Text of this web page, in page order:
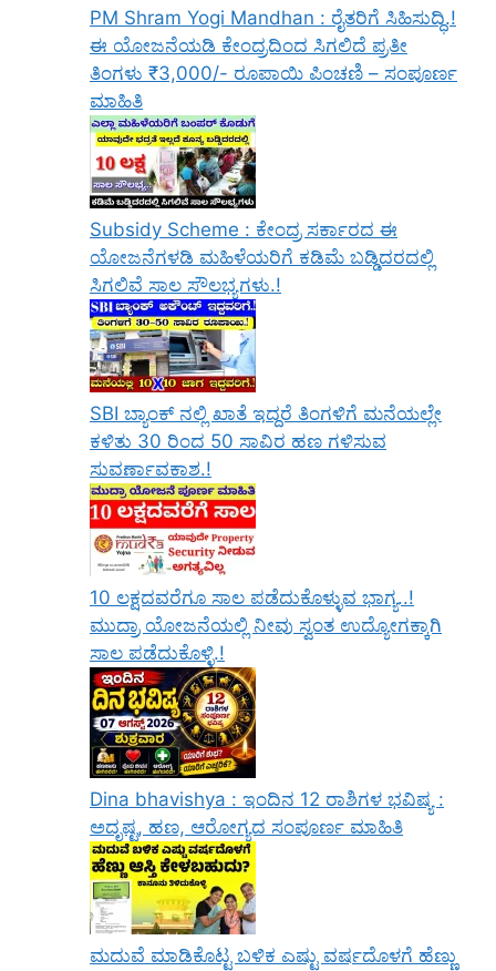
PM Shram Yogi Mandhan : ರೈತರಿಗೆ ಸಿಹಿಸುದ್ಧಿ.!
ಈ ಯೋಜನೆಯಡಿ ಕೇಂದ್ರದಿಂದ ಸಿಗಲಿದೆ ಪ್ರತೀ
ತಿಂಗಳು ₹3,000/- ರೂಪಾಯಿ ಪಿಂಚಣಿ – ಸಂಪೂರ್ಣ
ಮಾಹಿತಿ
Subsidy Scheme : ಕೇಂದ್ರ ಸರ್ಕಾರದ ಈ
ಯೋಜನೆಗಳಡಿ ಮಹಿಳೆಯರಿಗೆ ಕಡಿಮೆ ಬಡ್ಡಿದರದಲ್ಲಿ
ಸಿಗಲಿವೆ ಸಾಲ ಸೌಲಭ್ಯಗಳು.!
SBI ಬ್ಯಾಂಕ್ ನಲ್ಲಿ ಖಾತೆ ಇದ್ದರೆ ತಿಂಗಳಿಗೆ ಮನೆಯಲ್ಲೇ
ಕಳಿತು 30 ರಿಂದ 50 ಸಾವಿರ ಹಣ ಗಳಿಸುವ
ಸುವರ್ಣಾವಕಾಶ.!
10 ಲಕ್ಷದವರೆಗೂ ಸಾಲ ಪಡೆದುಕೊಳ್ಳುವ ಭಾಗ್ಯ..!
ಮುದ್ರಾ ಯೋಜನೆಯಲ್ಲಿ ನೀವು ಸ್ವಂತ ಉದ್ಯೋಗಕ್ಕಾಗಿ
ಸಾಲ ಪಡೆದುಕೊಳ್ಳಿ.!
Dina bhavishya : ಇಂದಿನ 12 ರಾಶಿಗಳ ಭವಿಷ್ಯ :
ಅದೃಷ್ಟ, ಹಣ, ಆರೋಗ್ಯದ ಸಂಪೂರ್ಣ ಮಾಹಿತಿ
ಮದುವೆ ಮಾಡಿಕೊಟ್ಟ ಬಳಿಕ ಎಷ್ಟು ವರ್ಷದೊಳಗೆ ಹೆಣ್ಣು